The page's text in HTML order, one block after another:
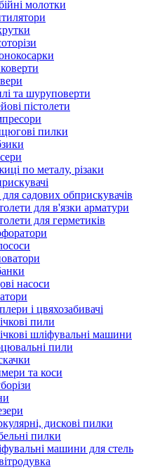
молотки
та шуруповерти
пістолети
пилки
по металу, різаки
садових обприскувачів
для в'язки арматури
для герметиків
насоси
і цвяхозабивачі
пили
шліфувальні машини
пили
та коси
дискові пилки
пилки
машини для стель